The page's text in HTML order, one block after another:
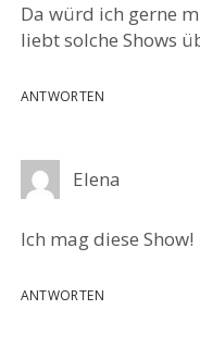
Da würd ich gerne
liebt solche Shows
ANTWORTEN
Elena
Ich mag diese Show!
ANTWORTEN